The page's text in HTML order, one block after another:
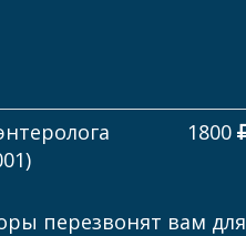
1800
перезвонят вам для